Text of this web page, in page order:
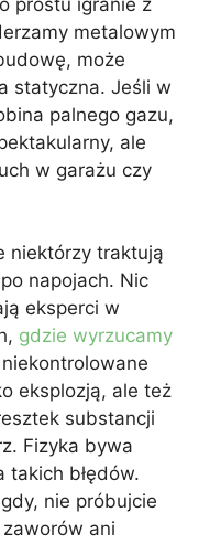
metalowym
może
statyczna. Jeśli w
palnego gazu,
ale
w garażu czy
niektórzy traktują
napojach. Nic
eksperci w
gdzie wyrzucamy
eksplozją, ale też
substancji
Fizyka bywa
błędów.
nie próbujcie
ani